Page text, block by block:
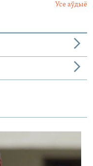
Усе аўдыё